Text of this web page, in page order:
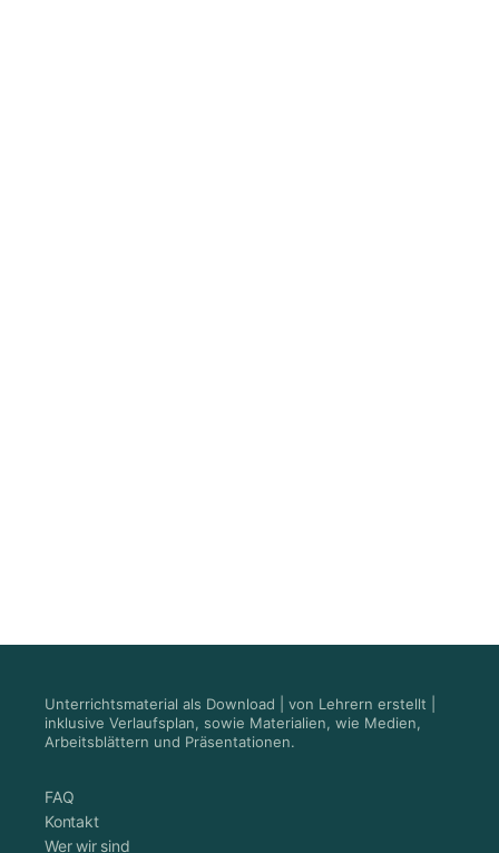
Unterrichtsmaterial als Download | von Lehrern erstellt |
inklusive Verlaufsplan, sowie Materialien, wie Medien,
Arbeitsblättern und Präsentationen.
FAQ
Kontakt
Wer wir sind